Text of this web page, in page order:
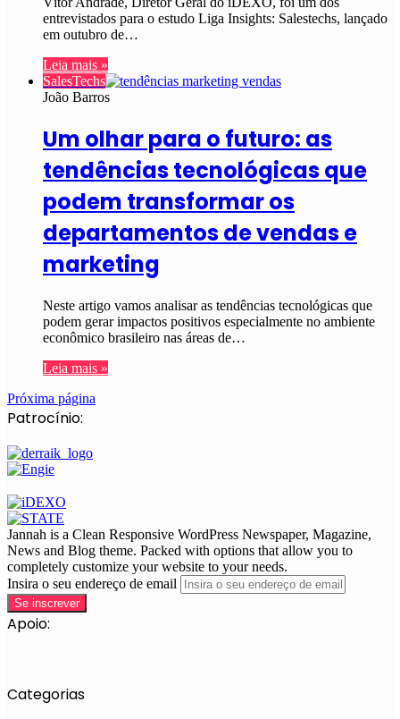
entrevistados para o estudo Liga Insights: Salestechs, lançado
em outubro de…
Leia mais »
SalesTechs
João Barros
Um olhar para o futuro: as
tendências tecnológicas que
podem transformar os
departamentos de vendas e
marketing
Neste artigo vamos analisar as tendências tecnológicas que
podem gerar impactos positivos especialmente no ambiente
econômico brasileiro nas áreas de…
Leia mais »
Próxima página
Patrocínio:
Jannah is a Clean Responsive WordPress Newspaper, Magazine,
News and Blog theme. Packed with options that allow you to
completely customize your website to your needs.
Insira o seu endereço de email
Apoio:
Categorias